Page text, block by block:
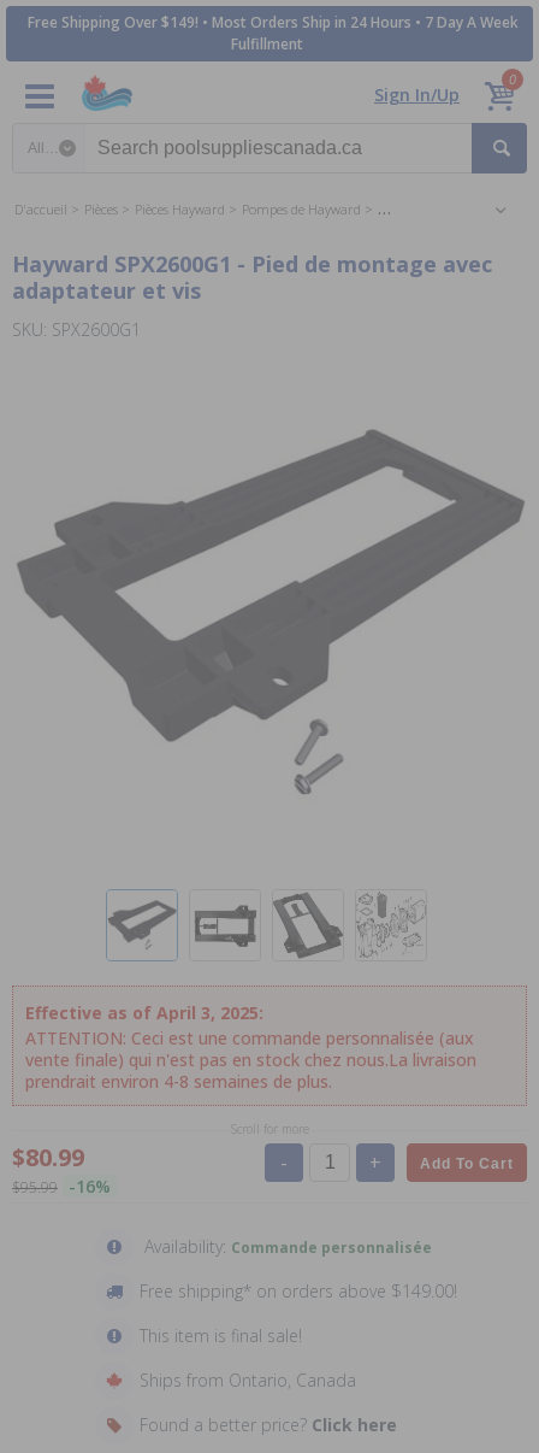
Free Shipping Over $149! • Most Orders Ship in 24 Hours • 7 Day A Week
Fulfillment
Sign In/Up
0
D'accueil Pièces Pièces Hayward Pompes de Hayward Les Pièces Super Pompe
Hayward SPX2600G1 - Pied de montage avec
adaptateur et vis
SKU: SPX2600G1
Effective as of April 3, 2025:
ATTENTION: Ceci est une commande personnalisée (aux
vente finale) qui n'est pas en stock chez nous.La livraison
prendrait environ 4-8 semaines de plus.
Scroll for more
$80.99
$95.99 -16%
- + Add To Cart
Availability: Commande personnalisée
Free shipping* on orders above $149.00!
This item is final sale!
Ships from Ontario, Canada
Found a better price? Click here